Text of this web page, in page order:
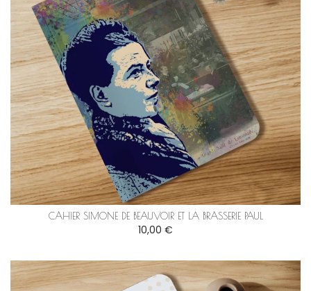
CAHIER SIMONE DE BEAUVOIR ET LA BRASSERIE PAUL
10,00 €